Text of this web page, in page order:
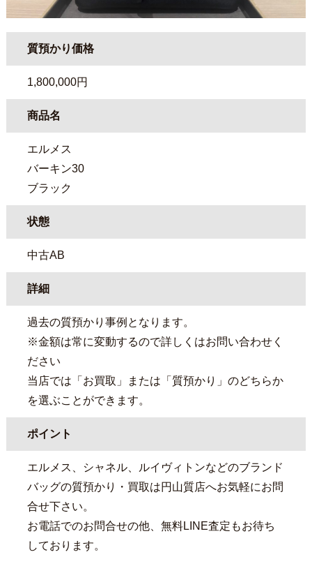
質預かり価格
1,800,000円
商品名
エルメス
バーキン30
ブラック
状態
中古AB
詳細
過去の質預かり事例となります。
※金額は常に変動するので詳しくはお問い合わせく
ださい
当店では「お買取」または「質預かり」のどちらか
を選ぶことができます。
ポイント
エルメス、シャネル、ルイヴィトンなどのブランド
バッグの質預かり・買取は円山質店へお気軽にお問
合せ下さい。
お電話でのお問合せの他、無料LINE査定もお待ち
しております。